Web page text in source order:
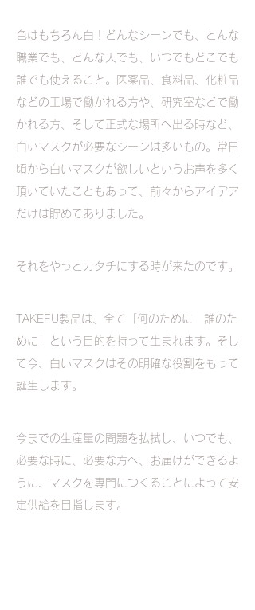
色はもちろん白！どんなシーンでも、とんな
職業でも、どんな人でも、いつでもどこでも
誰でも使えること。医薬品、食料品、化粧品
などの工場で働かれる方や、研究室などで働
かれる方、そして正式な場所へ出る時など、
白いマスクが必要なシーンは多いもの。常日
頃から白いマスクが欲しいというお声を多く
頂いていたこともあって、前々からアイデア
だけは貯めてありました。
それをやっとカタチにする時が来たのです。
TAKEFU製品は、全て「何のために　誰のた
めに」という目的を持って生まれます。そし
て今、白いマスクはその明確な役割をもって
誕生します。
今までの生産量の問題を払拭し、いつでも、
必要な時に、必要な方へ、お届けができるよ
うに、マスクを専門につくることによって安
定供給を目指します。